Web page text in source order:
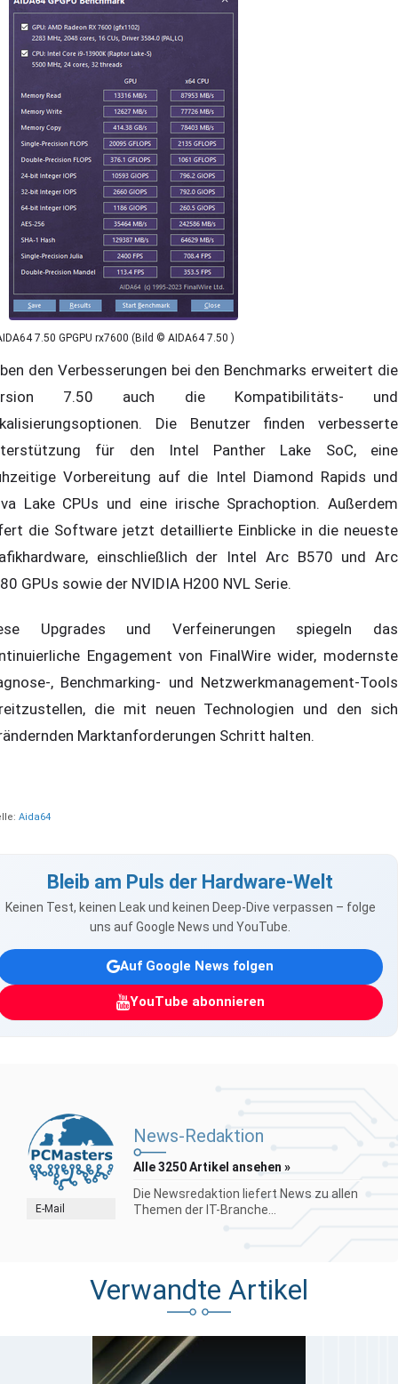
7.50 GPGPU rx7600 (Bild © AIDA64 7.50 )
den Verbesserungen bei den Benchmarks erweitert die
7.50 auch die Kompatibilitäts- und
Die Benutzer finden verbesserte
für den Intel Panther Lake SoC, eine
Vorbereitung auf die Intel Diamond Rapids und
Lake CPUs und eine irische Sprachoption. Außerdem
die Software jetzt detaillierte Einblicke in die neueste
einschließlich der Intel Arc B570 und Arc
GPUs sowie der NVIDIA H200 NVL Serie.
Upgrades und Verfeinerungen spiegeln das
Engagement von FinalWire wider, modernste
, Benchmarking- und Netzwerkmanagement-Tools
die mit neuen Technologien und den sich
Marktanforderungen Schritt halten.
Aida64
Bleib am Puls der Hardware-Welt
Keinen Test, keinen Leak und keinen Deep-Dive verpassen – folge
uns auf Google News und YouTube.
Auf Google News folgen
YouTube abonnieren
E-Mail
News-Redaktion
Alle 3250 Artikel ansehen »
Die Newsredaktion liefert News zu allen
Themen der IT-Branche...
Verwandte Artikel